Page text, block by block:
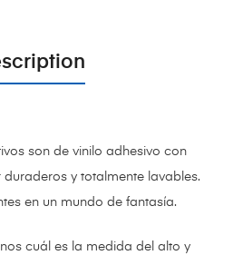
son de vinilo adhesivo con
duraderos y totalmente lavables.
en un mundo de fantasía.
cuál es la medida del alto y